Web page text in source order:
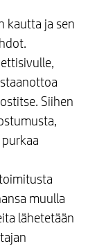
kautta ja sen
Siihen
muulla
lähetetään